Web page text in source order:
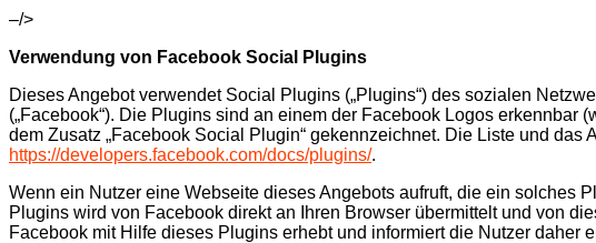
–/>
Verwendung von Facebook Social Plugins
Dieses Angebot verwendet Social Plugins („Plugins“) des sozialen
(„Facebook“). Die Plugins sind an einem der Facebook Logos erkennbar
dem Zusatz „Facebook Social Plugin“ gekennzeichnet. Die Liste und
https://developers.facebook.com/docs/plugins/.
Wenn ein Nutzer eine Webseite dieses Angebots aufruft, die ein solches
Plugins wird von Facebook direkt an Ihren Browser übermittelt und von
Facebook mit Hilfe dieses Plugins erhebt und informiert die Nutzer daher